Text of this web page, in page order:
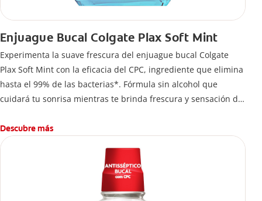
Enjuague Bucal Colgate Plax Soft Mint
Experimenta la suave frescura del enjuague bucal Colgate
Plax Soft Mint con la eficacia del CPC, ingrediente que elimina
hasta el 99% de las bacterias*. Fórmula sin alcohol que
cuidará tu sonrisa mientras te brinda frescura y sensación de
Descubre más